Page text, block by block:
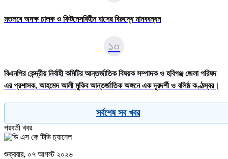
মতলবে অদক্ষ চালক ও ফিটনেসবিহীন বাসের বিরুদ্ধে মানববন্ধন
১০
বিএনপির কেন্দ্রীয় নির্বাহী কমিটির আন্তর্জাতিক বিষয়ক সম্পাদক ও হবিগঞ্জ জেলা পরিষদ
এর প্রশাসক, ​আহমেদ আলী মুকিব আন্তর্জাতিক অঙ্গনে এক দূরদর্শী ও বলিষ্ঠ কণ্ঠস্বর।
সর্বশেষ সব খবর
পরবর্তী খবর
শুক্রবার, ০৭ আগস্ট ২০২৬